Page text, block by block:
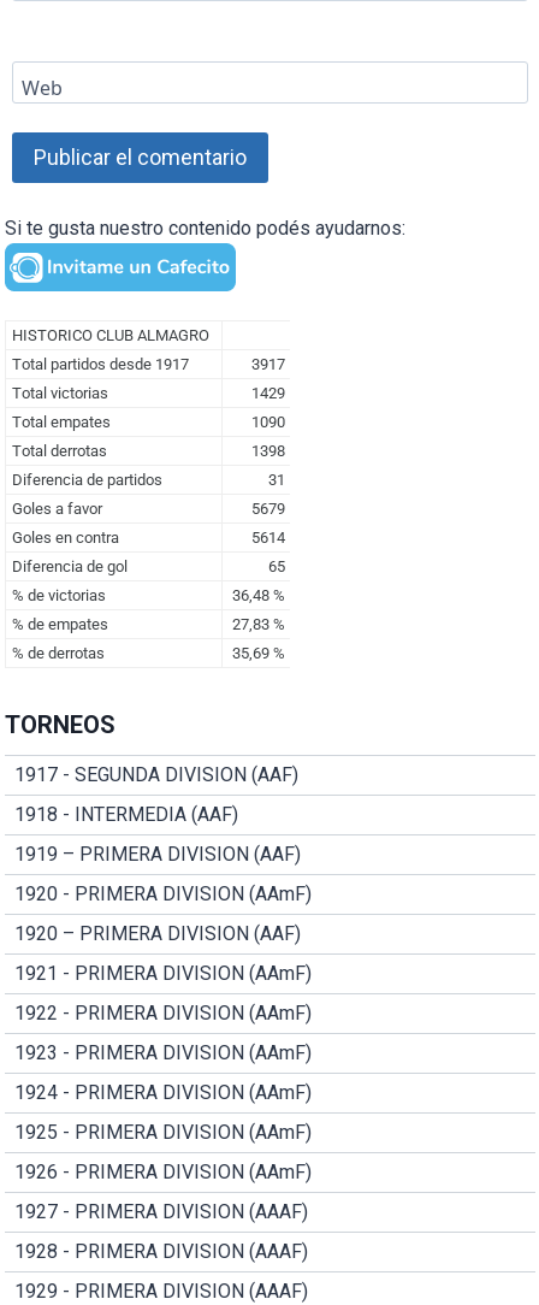
Web
Si te gusta nuestro contenido podés ayudarnos:
TORNEOS
1917 - SEGUNDA DIVISION (AAF)
1918 - INTERMEDIA (AAF)
1919 – PRIMERA DIVISION (AAF)
1920 - PRIMERA DIVISION (AAmF)
1920 – PRIMERA DIVISION (AAF)
1921 - PRIMERA DIVISION (AAmF)
1922 - PRIMERA DIVISION (AAmF)
1923 - PRIMERA DIVISION (AAmF)
1924 - PRIMERA DIVISION (AAmF)
1925 - PRIMERA DIVISION (AAmF)
1926 - PRIMERA DIVISION (AAmF)
1927 - PRIMERA DIVISION (AAAF)
1928 - PRIMERA DIVISION (AAAF)
1929 - PRIMERA DIVISION (AAAF)